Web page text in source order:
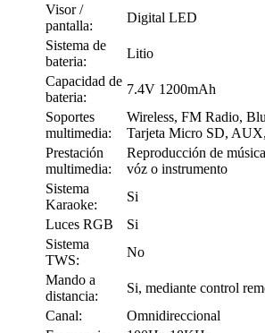
Visor /
pantalla:
Digital LED
Sistema de
bateria:
Litio
Capacidad de
bateria:
7.4V 1200mAh
Soportes
multimedia:
Wireless, FM Radio,
Tarjeta Micro SD,
Prestación
multimedia:
Reproducción de
vóz o instrumento
Sistema
Karaoke:
Si
Luces RGB
Si
Sistema
TWS:
No
Mando a
distancia:
Si, mediante control
Canal:
Omnidireccional